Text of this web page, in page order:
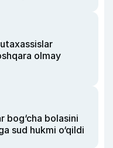
olmay
bog‘cha bolasini
sud hukmi o‘qildi